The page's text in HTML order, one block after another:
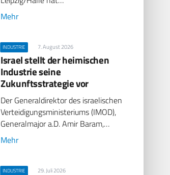
Mehr
INDUSTRIE 7. August 2026
Israel stellt der heimischen
Industrie seine
Zukunftsstrategie vor
Der Generaldirektor des israelischen
Verteidigungsministeriums (IMOD),
Generalmajor a.D. Amir Baram,…
Mehr
INDUSTRIE 29. Juli 2026